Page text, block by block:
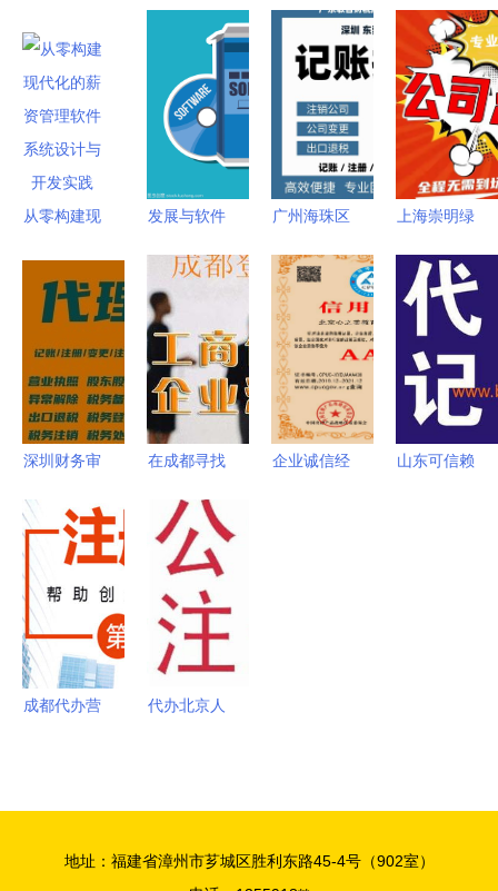
从零构建现
管理软件
系统设计与
开发实践
发展与软件
与代办理念
的融合
广州海珠区
景指南 代
理记账、工
商代理与软
件开发一站
式解决方案
上海崇明绿
全攻略 材
料清单与手
续流程详解
深圳财务审
为企业合规
护航的专业
选择
在成都寻找
司注册代办
服务 专业
选择与注意
事项
企业诚信经
山东可信赖
成都代办营
代办北京人
软件开发指
地址：福建省漳州市芗城区胜利东路45-4号（902室）